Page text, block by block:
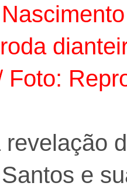
Foto:
revelação
e